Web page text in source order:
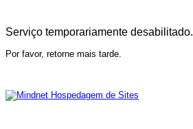
Serviço temporariamente desabilitado.
Por favor, retorne mais tarde.